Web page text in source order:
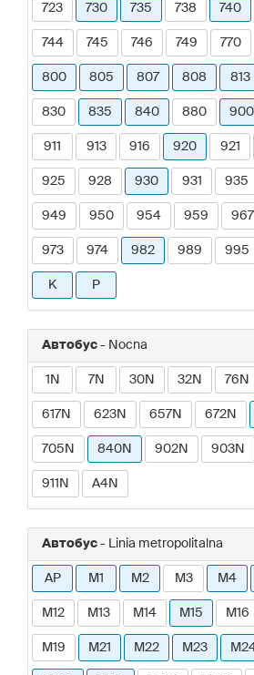
723 730 735 738 740
744 745 746 749 770
800 805 807 808 813
830 835 840 880 900
911 913 916 920 921
925 928 930 931 935
949 950 954 959 967
973 974 982 989 995
K P
Автобус - Nocna
1N 7N 30N 32N 76N
617N 623N 657N 672N
705N 840N 902N 903N
911N A4N
Автобус - Linia metropolitalna
AP M1 M2 M3 M4
M12 M13 M14 M15 M16
M19 M21 M22 M23